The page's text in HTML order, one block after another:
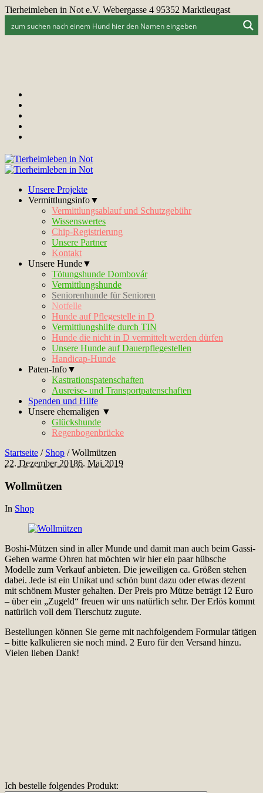
Tierheimleben in Not e.V. Webergasse 4 95352 Marktleugast
Unsere Projekte
Vermittlungsinfo▼
Vermittlungsablauf und Schutzgebühr
Wissenswertes
Chip-Registrierung
Unsere Partner
Kontakt
Unsere Hunde▼
Tötungshunde Dombovár
Vermittlungshunde
Seniorenhunde für Senioren
Notfelle
Hunde auf Pflegestelle in D
Vermittlungshilfe durch TIN
Hunde die nicht in D vermittelt werden dürfen
Unsere Hunde auf Dauerpflegestellen
Handicap-Hunde
Paten-Info▼
Kastrationspatenschaften
Ausreise- und Transportpatenschaften
Spenden und Hilfe
Unsere ehemaligen ▼
Glückshunde
Regenbogenbrücke
Startseite / Shop /Wollmützen
22. Dezember 20186. Mai 2019
Wollmützen
In Shop
Boshi-Mützen sind in aller Munde und damit man auch beim Gassi-
Gehen warme Ohren hat möchten wir hier ein paar hübsche
Modelle zum Verkauf anbieten. Die jeweiligen ca. Größen stehen
dabei. Jede ist ein Unikat und schön bunt dazu oder etwas dezent
mit schönem Muster gehalten. Der Preis pro Mütze beträgt 12 Euro
– über ein „Zugeld“ freuen wir uns natürlich sehr. Der Erlös kommt
natürlich voll dem Tierschutz zugute.
Bestellungen können Sie gerne mit nachfolgendem Formular tätigen
– bitte kalkulieren sie noch mind. 2 Euro für den Versand hinzu.
Vielen lieben Dank!
Ich bestelle folgendes Produkt: